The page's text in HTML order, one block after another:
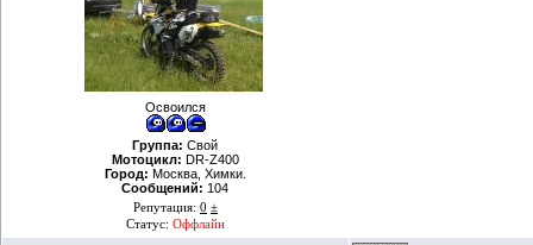
Освоился
Группа: Свой
Мотоцикл: DR-Z400
Город: Москва, Химки.
Сообщений: 104
Репутация: 0 ±
Статус: Оффлайн